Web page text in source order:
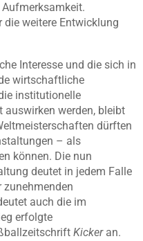
weitere Entwicklung
Interesse und die sich in
wirtschaftliche
institutionelle
auswirken werden, bleibt
dürften
– als
können. Die nun
deutet in jedem Falle
zunehmenden
auch die im
erfolgte
Kickeran.